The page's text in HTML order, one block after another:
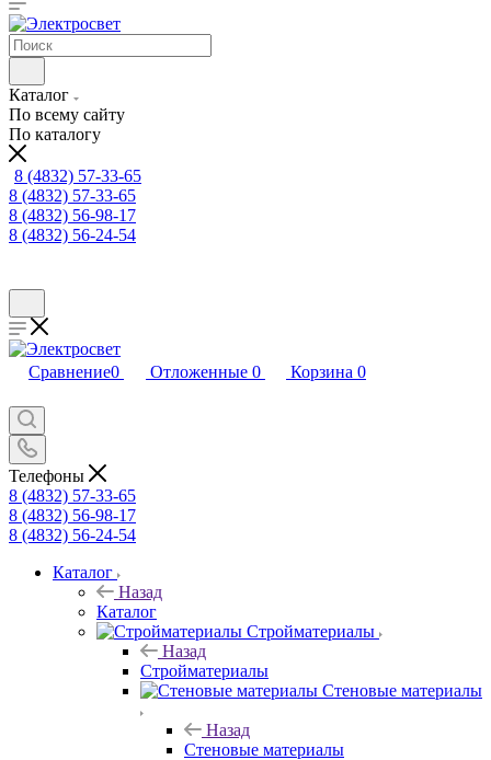
Каталог
По всему сайту
По каталогу
8 (4832) 57-33-65
8 (4832) 57-33-65
8 (4832) 56-98-17
8 (4832) 56-24-54
Сравнение0 Отложенные 0 Корзина 0
Телефоны
8 (4832) 57-33-65
8 (4832) 56-98-17
8 (4832) 56-24-54
Каталог
Назад
Каталог
Стройматериалы
Назад
Стройматериалы
Стеновые материалы
Назад
Стеновые материалы